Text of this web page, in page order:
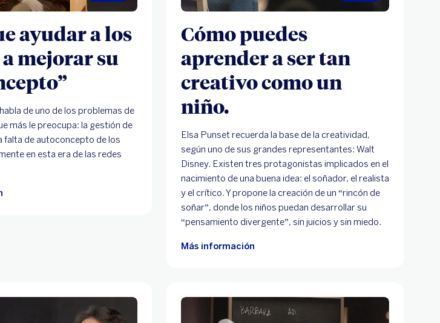
ayudar a los
mejorar su
de uno de los problemas de
más le preocupa: la gestión de
falta de autoconcepto de los
en esta era de las redes
Cómo puedes
aprender a ser tan
creativo como un
niño.
Elsa Punset recuerda la base de la creatividad,
según uno de sus grandes representantes: Walt
Disney. Existen tres protagonistas implicados en el
nacimiento de una buena idea: el soñador, el realista
y el crítico. Y propone la creación de un “rincón de
soñar”, donde los niños puedan desarrollar su
“pensamiento divergente”, sin juicios y sin miedo.
Más información